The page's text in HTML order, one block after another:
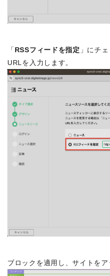
「 RSSフィードを指定 」にチ
URLを入力します。
ブロックを適用し、サイトをア